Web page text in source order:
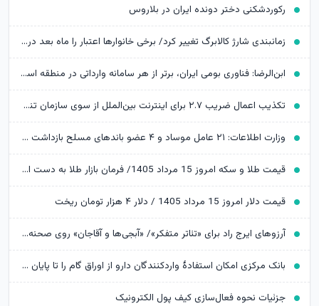
رکوردشکنی دختر دونده ایران در بلاروس
زمانبندی شارژ کالابرگ تغییر کرد/ برخی خانوارها اعتبار را ماه بعد دریافت می‌کنند
ابن‌الرضا: فناوری بومی ایران، برتر از هر سامانه وارداتی در منطقه است
تکذیب اعمال ضریب ۲.۷ برای اینترنت بین‌الملل از سوی سازمان تنظیم مقررات
وزارت اطلاعات: ۲۱ عامل موساد و ۴ عضو باندهای مسلح بازداشت شدند
قیمت طلا و سکه امروز 15 مرداد 1405/ فرمان بازار طلا به دست اونس جهانی افتاد
قیمت دلار امروز 15 مرداد 1405 / دلار ۴ هزار تومان ریخت
آرزوهای ایرج راد برای «تئاتر متفکر»/ «آبجی‌ها و آقاجان» روی صحنه می‌رود
بانک مرکزی امکان استفادۀ واردکنندگان دارو از اوراق گام را تا پایان امسال تمدید کرد
جزئیات نحوه فعال‌سازی کیف پول الکترونیک